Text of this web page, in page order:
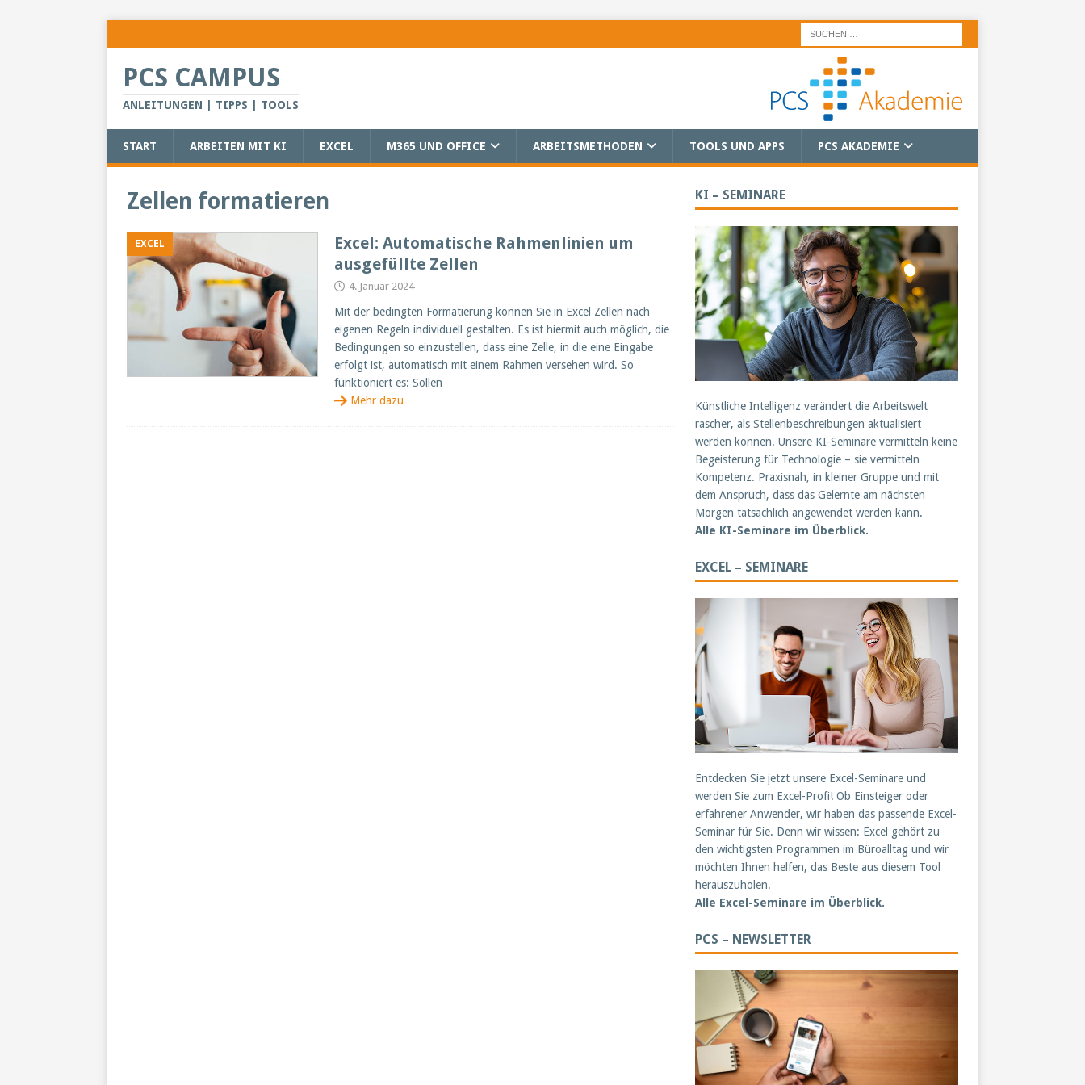
PCS CAMPUS
ANLEITUNGEN | TIPPS | TOOLS
START ARBEITEN MIT KI EXCEL M365 UND OFFICE ARBEITSMETHODEN TOOLS UND APPS PCS AKADEMIE
Zellen formatieren
EXCEL
Excel: Automatische Rahmenlinien um
ausgefüllte Zellen
4. Januar 2024
Mit der bedingten Formatierung können Sie in Excel Zellen nach
eigenen Regeln individuell gestalten. Es ist hiermit auch möglich, die
Bedingungen so einzustellen, dass eine Zelle, in die eine Eingabe
erfolgt ist, automatisch mit einem Rahmen versehen wird. So
funktioniert es: Sollen
Mehr dazu
KI – SEMINARE
Künstliche Intelligenz verändert die Arbeitswelt
rascher, als Stellenbeschreibungen aktualisiert
werden können. Unsere KI-Seminare vermitteln keine
Begeisterung für Technologie – sie vermitteln
Kompetenz. Praxisnah, in kleiner Gruppe und mit
dem Anspruch, dass das Gelernte am nächsten
Morgen tatsächlich angewendet werden kann.
Alle KI-Seminare im Überblick.
EXCEL – SEMINARE
Entdecken Sie jetzt unsere Excel-Seminare und
werden Sie zum Excel-Profi! Ob Einsteiger oder
erfahrener Anwender, wir haben das passende Excel-
Seminar für Sie. Denn wir wissen: Excel gehört zu
den wichtigsten Programmen im Büroalltag und wir
möchten Ihnen helfen, das Beste aus diesem Tool
herauszuholen.
Alle Excel-Seminare im Überblick.
PCS – NEWSLETTER